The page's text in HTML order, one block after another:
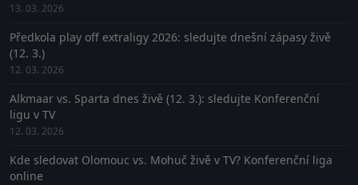
13. 03. 2026
Předkola play off extraligy 2026: sledujte dnešní zápasy živě
(12. 3.)
12. 03. 2026
Alkmaar vs. Sparta dnes živě (12. 3.): sledujte Konferenční
ligu v TV
12. 03. 2026
Kde sledovat Olomouc vs. Mohuč živě v TV? Konferenční liga
online